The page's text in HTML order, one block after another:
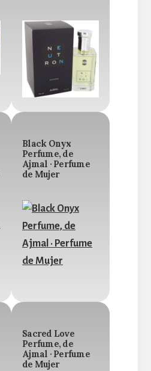
Black Onyx
Perfume, de
Ajmal · Perfume
de Mujer
Sacred Love
Perfume, de
Ajmal · Perfume
de Mujer